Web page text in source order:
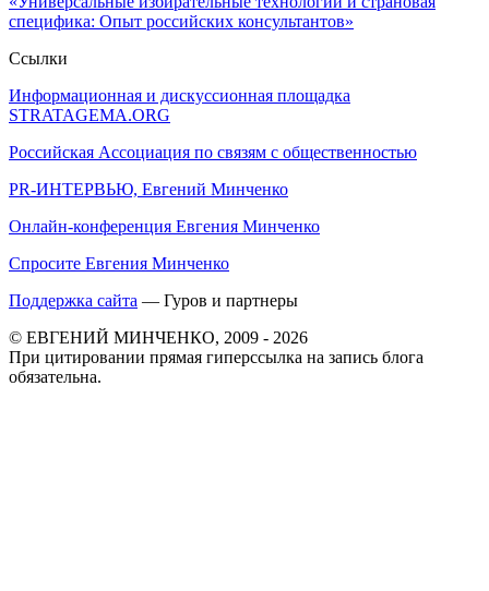
специфика: Опыт российских консультантов»
Ссылки
Информационная и дискуссионная площадка
STRATAGEMA.ORG
Российская Ассоциация по связям с общественностью
PR-ИНТЕРВЬЮ, Евгений Минченко
Онлайн-конференция Евгения Минченко
Спросите Евгения Минченко
Поддержка сайта — Гуров и партнеры
© ЕВГЕНИЙ МИНЧЕНКО, 2009 - 2026
При цитировании прямая гиперссылка на запись блога
обязательна.